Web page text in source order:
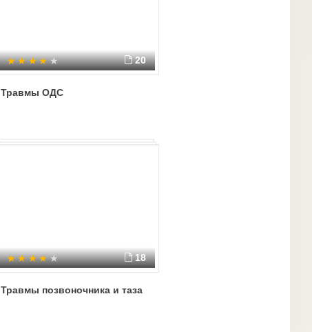
20
Травмы ОДС
18
Травмы позвоночника и таза